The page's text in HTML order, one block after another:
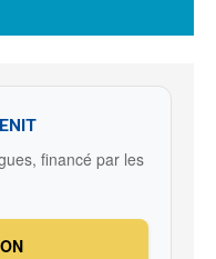
financé par les